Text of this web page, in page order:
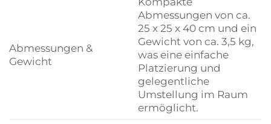
Abmessungen &
Gewicht
Abmessungen von ca.
25 x 25 x 40 cm und ein
Gewicht von ca. 3,5 kg,
was eine einfache
Platzierung und
gelegentliche
Umstellung im Raum
ermöglicht.